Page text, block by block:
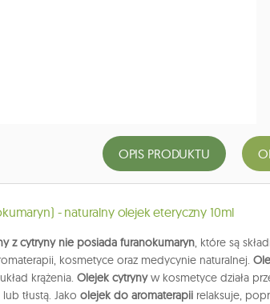
OPIS PRODUKTU
- naturalny olejek eteryczny 10ml
z cytryny nie posiada furanokumaryn, które są
kosmetyce oraz medycynie naturalnej.
krążenia. Olejek cytrynyw kosmetyce działa
tłustą. Jako olejek do aromaterapii relaksuje,